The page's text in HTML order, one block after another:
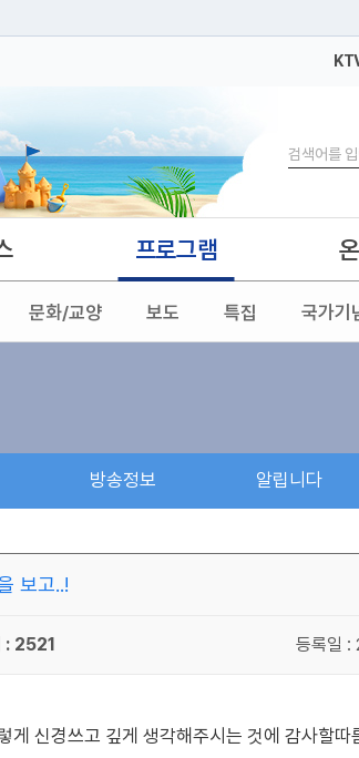
도메인 주소를 확인해 보세요
검색
프로그램
문화/교양 보도 특집 국가기
방송정보 알립니다
보고..!
: 2521 등록일 :
신경쓰고 깊게 생각해주시는 것에 감사할따